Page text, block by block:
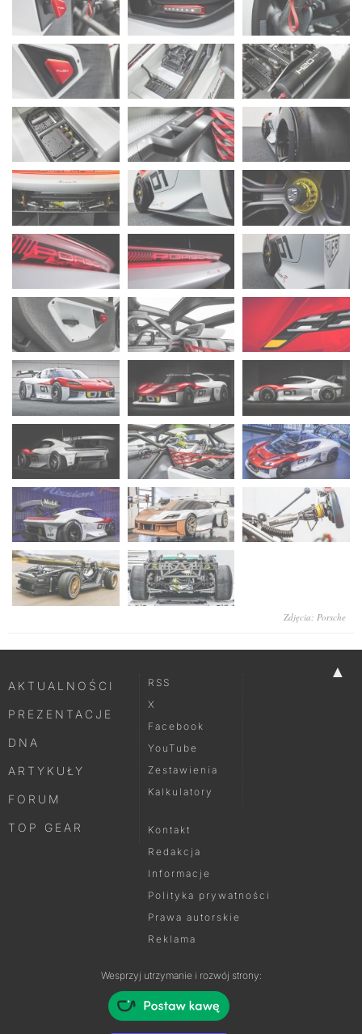
Zdjęcia: Porsche
▲
AKTUALNOŚCI
PREZENTACJE
DNA
ARTYKUŁY
FORUM
TOP GEAR
RSS
X
Facebook
YouTube
Zestawienia
Kalkulatory
Kontakt
Redakcja
Informacje
Polityka prywatności
Prawa autorskie
Reklama
Wesprzyj utrzymanie i rozwój strony: